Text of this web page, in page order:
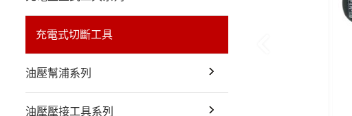
充電式切斷工具
油壓幫浦系列
油壓壓接工具系列